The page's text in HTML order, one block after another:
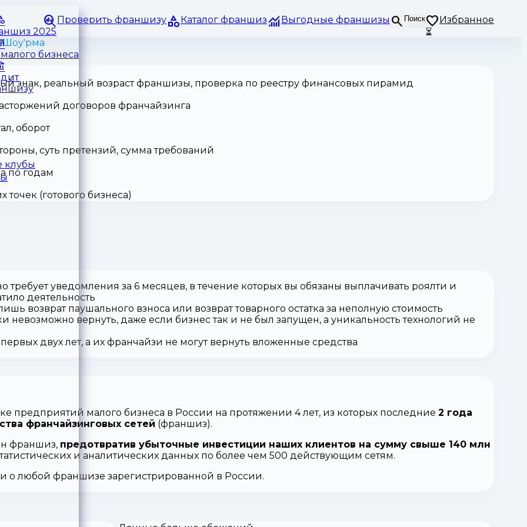
Проверить франшизу Каталог франшиз Выгодные франшизы Поиск
Избранное
⏳
2025
бизнеса
клубы
знак, реальный возраст франшизы, проверка по реестру финансовых пирамид
договоров франчайзинга
оборот
суть претензий, сумма требований
по годам
(готового бизнеса)
требует уведомления за 6 месяцев, в течение которых вы обязаны выплачивать роялти и
деятельность
возврат паушального взноса или возврат товарного остатка за неполную стоимость
невозможно вернуть, даже если бизнес так и не был запущен, а уникальность технологий не
двух лет, а их франчайзи не могут вернуть вложенные средства
предприятий малого бизнеса в России на протяжении 4 лет, из которых последние 2 года
франчайзинговых сетей (франшиз).
франшиз, предотвратив убыточные инвестиции наших клиентов на сумму свыше 140 млн
и аналитических данных по более чем 500 действующим сетям.
о любой франшизе зарегистрированной в России.